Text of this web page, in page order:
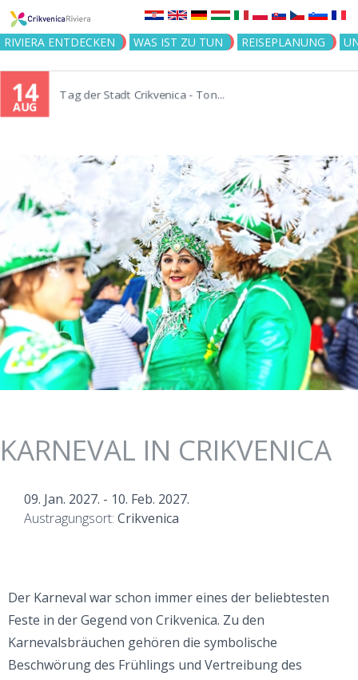
Jump to navigation
RIVIERA ENTDECKEN WAS IST ZU TUN REISEPLANUNG
14
AUG
Tag der Stadt Crikvenica - Ton...
KARNEVAL IN CRIKVENICA
09. Jan. 2027. - 10. Feb. 2027.
Austragungsort: Crikvenica
Der Karneval war schon immer eines der beliebtesten
Feste in der Gegend von Crikvenica. Zu den
Karnevalsbräuchen gehören die symbolische
Beschwörung des Frühlings und Vertreibung des